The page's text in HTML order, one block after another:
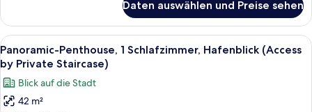
Einzelzimmer,
1 King-
Bett,
Stadtblick
Daten auswählen und Preise sehen
Alle
Fotos
für
Panoramic-
Penthouse,
Ein Schlafzimmer mit einem großen
5
Panoramic-Penthouse, 1 Schlafzimmer, Hafenblick (Access
by Private Staircase)
Blick auf die Stadt
42 m²